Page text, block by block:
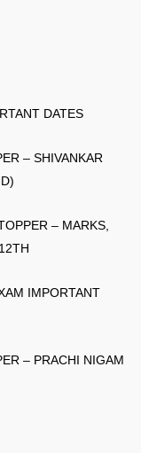
DATES
– SHIVANKAR
– MARKS,
IMPORTANT
– PRACHI NIGAM